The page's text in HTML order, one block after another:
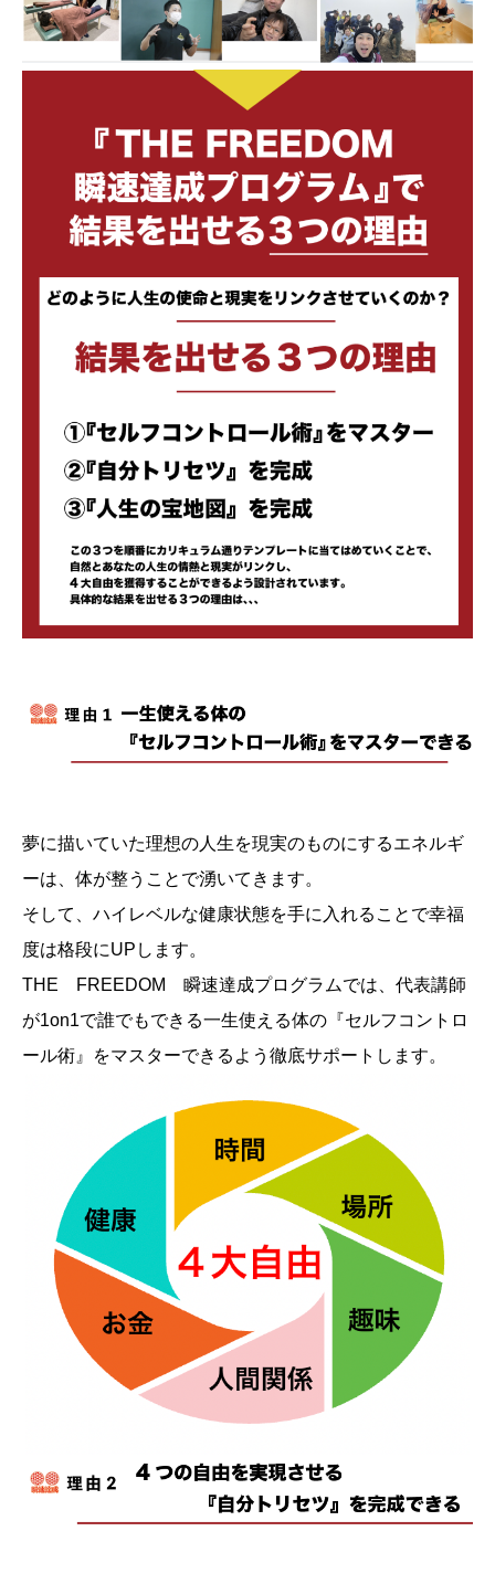
夢に描いていた理想の人生を現実のものにするエネルギ
ーは、体が整うことで湧いてきます。
そして、ハイレベルな健康状態を手に入れることで幸福
度は格段にUPします。
THE FREEDOM 瞬速達成プログラムでは、代表講師
が1on1で誰でもできる一生使える体の『セルフコントロ
ール術』をマスターできるよう徹底サポートします。